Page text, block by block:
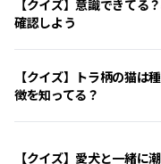
【クイズ】意識できてる
確認しよう
【クイズ】トラ柄の猫は
徴を知ってる？
【クイズ】愛犬と一緒に